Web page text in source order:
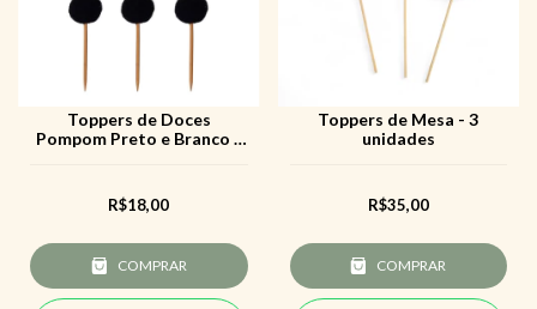
Toppers de Doces
Pompom Preto e Branco -
R$18,00
COMPRAR
Toppers de Mesa - 3
unidades
R$35,00
COMPRAR